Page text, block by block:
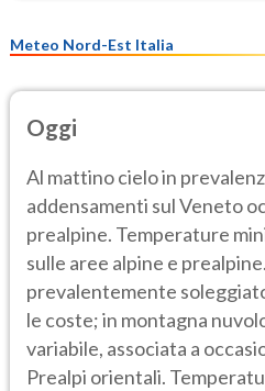
Meteo Nord-Est Italia
Oggi
Al mattino cielo in
addensamenti sul Veneto
prealpine. Temperature
sulle aree alpine e
prevalentemente
le coste; in montagna
variabile, associata a
Prealpi orientali.